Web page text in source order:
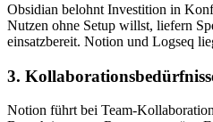
Obsidian belohnt Investition in
Nutzen ohne Setup willst, liefern
einsatzbereit. Notion und Logseq
3.
Notion führt bei Team-